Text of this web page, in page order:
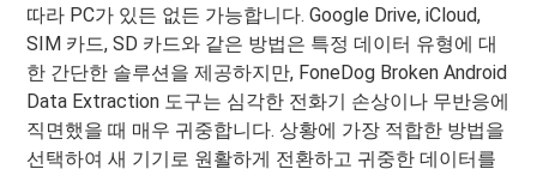
따라 PC가 있든 없든 가능합니다. Google Drive, iCloud,
SIM 카드, SD 카드와 같은 방법은 특정 데이터 유형에 대
한 간단한 솔루션을 제공하지만, FoneDog Broken Android
Data Extraction 도구는 심각한 전화기 손상이나 무반응에
직면했을 때 매우 귀중합니다. 상황에 가장 적합한 방법을
선택하여 새 기기로 원활하게 전환하고 귀중한 데이터를